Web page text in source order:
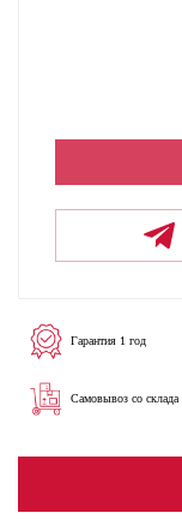
Гарантия 1 год
Самовывоз со склада